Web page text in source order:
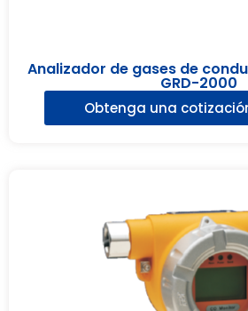
Analizador de gases de
GRD-2000
Obtenga una